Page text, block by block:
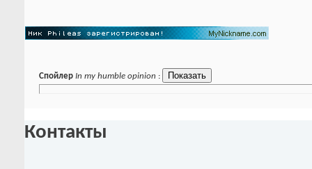
Спойлер In my humble opinion :
Контакты